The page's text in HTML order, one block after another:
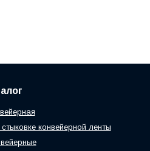
конвейерной ленты